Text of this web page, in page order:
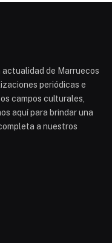
de Marruecos
periódicas e
campos culturales,
aquí para brindar una
a nuestros